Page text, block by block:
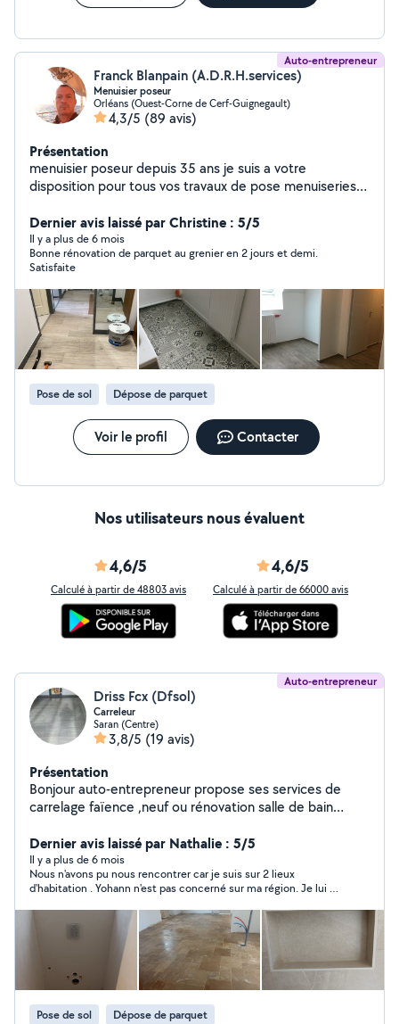
Auto-entrepreneur
Franck Blanpain (A.D.R.H.services)
Menuisier poseur
Orléans (Ouest-Corne de Cerf-Guignegault)
4,3/5 (89 avis)
Présentation
menuisier poseur depuis 35 ans je suis a votre
disposition pour tous vos travaux de pose menuiseries
,portes , montage de meubles , pose cuisine , parquet
etc je peut aussi faire la fourniture sur certain produit
comme la création sur mesure de verrière type atelier
avec ou sans ouvrant, le parquet ,et toute la menuiserie
portes, fenêtres,volets ,Velux . produit français garantie
constructeur Déplacement pour devis gratuit
Dernier avis laissé par Christine : 5/5
Il y a plus de 6 mois
Bonne rénovation de parquet au grenier en 2 jours et demi.
Satisfaite
Pose de sol Dépose de parquet
Voir le profil Contacter
Nos utilisateurs nous évaluent
4,6/5
Calculé à partir de 48803 avis
4,6/5
Calculé à partir de 66000 avis
Auto-entrepreneur
Driss Fcx (Dfsol)
Carreleur
Saran (Centre)
3,8/5 (19 avis)
Présentation
Bonjour auto-entrepreneur propose ses services de
carrelage faïence ,neuf ou rénovation salle de bain
parement etc.. n'hésitez pas à me contacter par mail
pour plus de renseignements devis gratuit déplacement
dans un rayon de 50 km aux alentours de la région
Orléanaise
Dernier avis laissé par Nathalie : 5/5
Il y a plus de 6 mois
Nous n'avons pu nous rencontrer car je suis sur 2 lieux
d'habitation . Yohann n'est pas concerné sur ma région. Je lui ai
Pose de sol Dépose de parquet